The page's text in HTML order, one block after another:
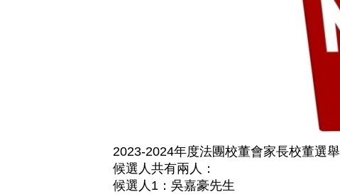
2023-2024年度法團校董會家長校董選舉
候選人共有兩人：
候選人1：吳嘉豪先生